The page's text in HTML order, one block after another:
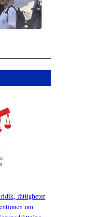
rättigheter
om